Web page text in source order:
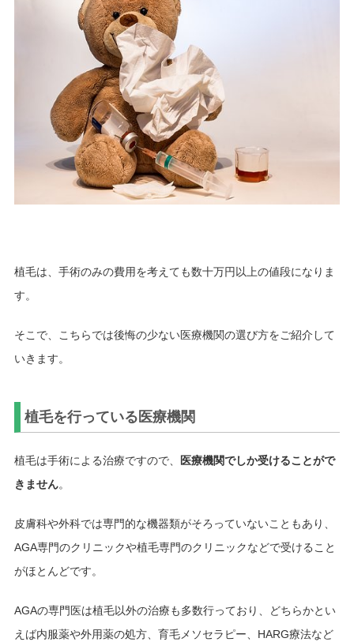
植毛は、手術のみの費用を考えても数十万円以上の値段になりま
す。
そこで、こちらでは後悔の少ない医療機関の選び方をご紹介して
いきます。
植毛を行っている医療機関
植毛は手術による治療ですので、
医療機関でしか受けることがで
きません。
皮膚科や外科では専門的な機器類がそろっていないこともあり、
AGA専門のクリニックや植毛専門のクリニックなどで受けること
がほとんどです。
AGAの専門医は植毛以外の治療も多数行っており、どちらかとい
えば内服薬や外用薬の処方、育毛メソセラピー、HARG療法など